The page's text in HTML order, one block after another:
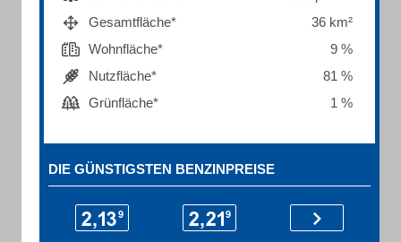
Gesamtfläche*
36 km²
Wohnfläche*
9 %
Nutzfläche*
81 %
Grünfläche*
1 %
DIE GÜNSTIGSTEN BENZINPREISE